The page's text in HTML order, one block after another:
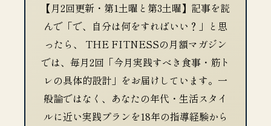
【月2回更新・第1土曜と第3土曜】記事を読
んで「で、自分は何をすればいい？」と思
ったら、 THE FITNESSの月額マガジン
では、毎月2回「今月実践すべき食事・筋ト
レの具体的設計」をお届けしています。一
般論ではなく、あなたの年代・生活スタイ
ルに近い実践プランを18年の指導経験から